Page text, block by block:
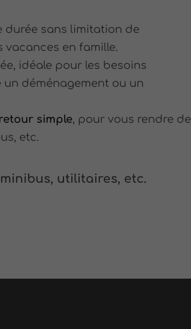
durée sans limitation de
vacances en famille.
idéale pour les besoins
déménagement ou un
simple, pour vous rendre de
etc.
utilitaires, etc.